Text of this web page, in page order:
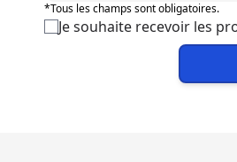
*Tous les champs sont obligatoires.
Je souhaite recevoir les